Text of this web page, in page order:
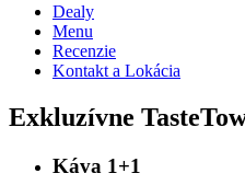
Dealy
Menu
Recenzie
Kontakt a Lokácia
Exkluzívne
Káva 1+1